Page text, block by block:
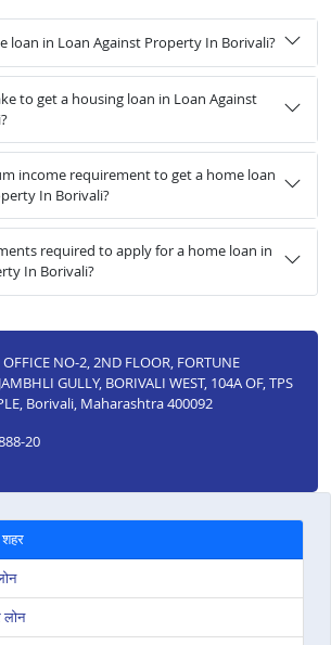
loan in Loan Against Property In Borivali?
to get a housing loan in Loan Against
income requirement to get a home loan
In Borivali?
required to apply for a home loan in
In Borivali?
NO-2, 2ND FLOOR, FORTUNE
GULLY, BORIVALI WEST, 104A OF, TPS
Borivali, Maharashtra 400092
20
शहर
लोन